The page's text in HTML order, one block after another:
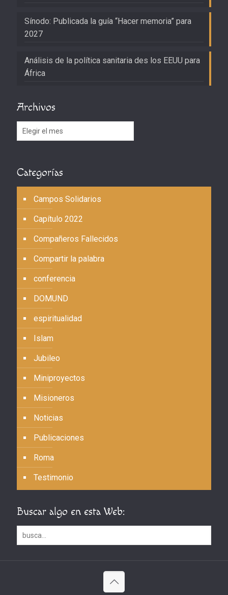
Sínodo: Publicada la guía “Hacer memoria” para
2027
Análisis de la política sanitaria des los EEUU para
África
Archivos
Archivos
Categorías
Campos Solidarios
Capítulo 2022
Compañeros Fallecidos
Compartir la palabra
conferencia
DOMUND
espiritualidad
Islam
Jubileo
Miniproyectos
Misioneros
Noticias
Publicaciones
Roma
Testimonio
Buscar algo en esta Web: